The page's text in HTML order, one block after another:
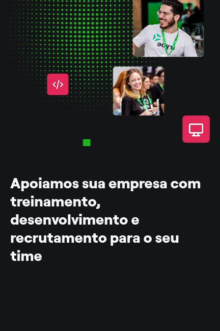
Apoiamos sua empresa com
treinamento,
desenvolvimento e
recrutamento para o seu
time